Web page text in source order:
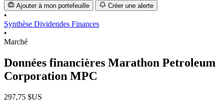
Ajouter à mon portefeuille Créer une alerte
•
Synthèse Dividendes Finances
•
Marché
Données financières Marathon Petroleum
Corporation MPC
297,75 $US